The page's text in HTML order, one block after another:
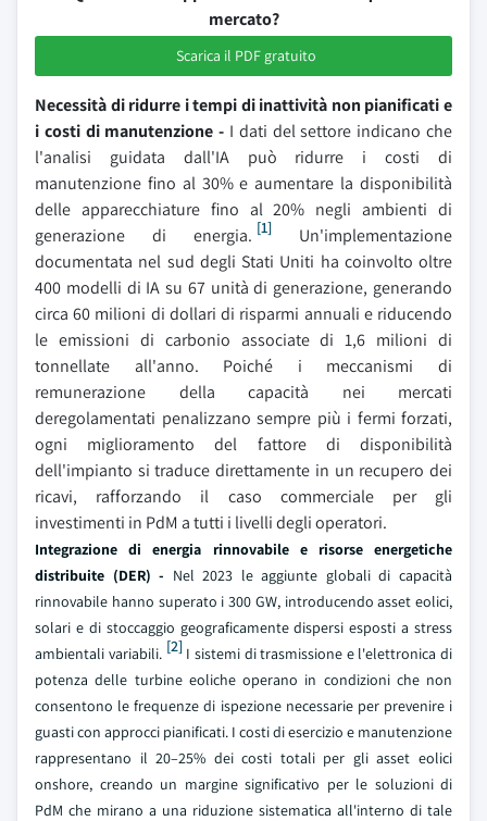
mercato?
Scarica il PDF gratuito
Necessità di ridurre i tempi di inattività non pianificati e
i costi di manutenzione - I dati del settore indicano che
l'analisi guidata dall'IA può ridurre i costi di
manutenzione fino al 30% e aumentare la disponibilità
delle apparecchiature fino al 20% negli ambienti di
generazione di energia. [1] Un'implementazione
documentata nel sud degli Stati Uniti ha coinvolto oltre
400 modelli di IA su 67 unità di generazione, generando
circa 60 milioni di dollari di risparmi annuali e riducendo
le emissioni di carbonio associate di 1,6 milioni di
tonnellate all'anno. Poiché i meccanismi di
remunerazione della capacità nei mercati
deregolamentati penalizzano sempre più i fermi forzati,
ogni miglioramento del fattore di disponibilità
dell'impianto si traduce direttamente in un recupero dei
ricavi, rafforzando il caso commerciale per gli
investimenti in PdM a tutti i livelli degli operatori.
Integrazione di energia rinnovabile e risorse energetiche
distribuite (DER) - Nel 2023 le aggiunte globali di capacità
rinnovabile hanno superato i 300 GW, introducendo asset eolici,
solari e di stoccaggio geograficamente dispersi esposti a stress
ambientali variabili. [2]I sistemi di trasmissione e l'elettronica di
potenza delle turbine eoliche operano in condizioni che non
consentono le frequenze di ispezione necessarie per prevenire i
guasti con approcci pianificati. I costi di esercizio e manutenzione
rappresentano il 20–25% dei costi totali per gli asset eolici
onshore, creando un margine significativo per le soluzioni di
PdM che mirano a una riduzione sistematica all'interno di tale